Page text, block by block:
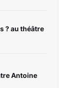
? au théâtre
Antoine